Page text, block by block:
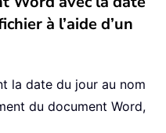
à l’aide d’un
la date du jour au nom
du document Word,